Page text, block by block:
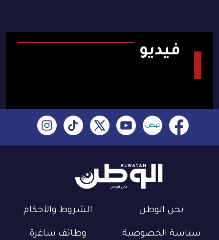
فيديو
نحن الوطن الشروط والأحكام
سياسة الخصوصية وظائف شاغرة